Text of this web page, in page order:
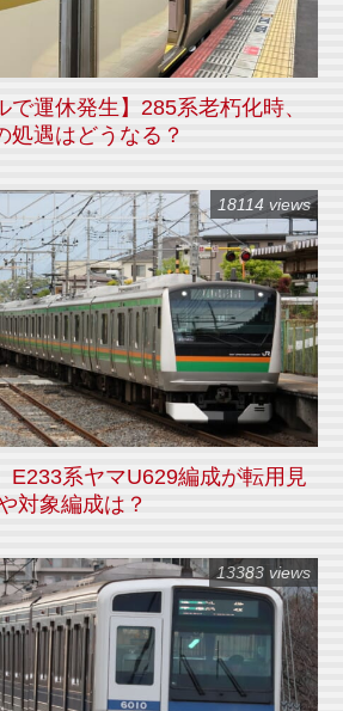
で運休発生】285系老朽化時、
処遇はどうなる？
E233系ヤマU629編成が転用見
対象編成は？
18114 views
13383 views